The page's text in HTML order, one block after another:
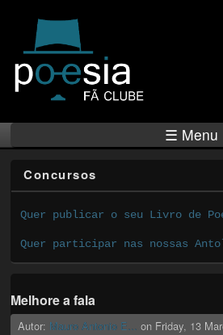
☰ Menu
Concursos
Quer publicar o seu Livro de
Quer participar nas nossas
Melhore a fala
Autor: Mauro Antonio E... on Friday, 13